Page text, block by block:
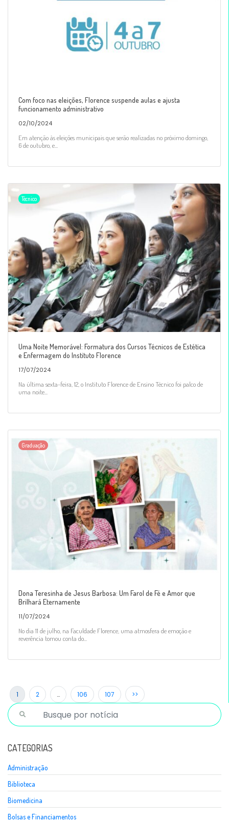
Com foco nas eleições, Florence suspende aulas e ajusta
funcionamento administrativo
02/10/2024
Em atenção às eleições municipais que serão realizadas no próximo domingo,
6 de outubro, e...
Técnico
Uma Noite Memorável: Formatura dos Cursos Técnicos de Estética
e Enfermagem do Instituto Florence
17/07/2024
Na última sexta-feira, 12, o Instituto Florence de Ensino Técnico foi palco de
uma noite...
Graduação
Dona Teresinha de Jesus Barbosa: Um Farol de Fé e Amor que
Brilhará Eternamente
11/07/2024
No dia 11 de julho, na Faculdade Florence, uma atmosfera de emoção e
reverência tomou conta do...
1 2 … 106 107 >>
CATEGORIAS
Administração
Biblioteca
Biomedicina
Bolsas e Financiamentos